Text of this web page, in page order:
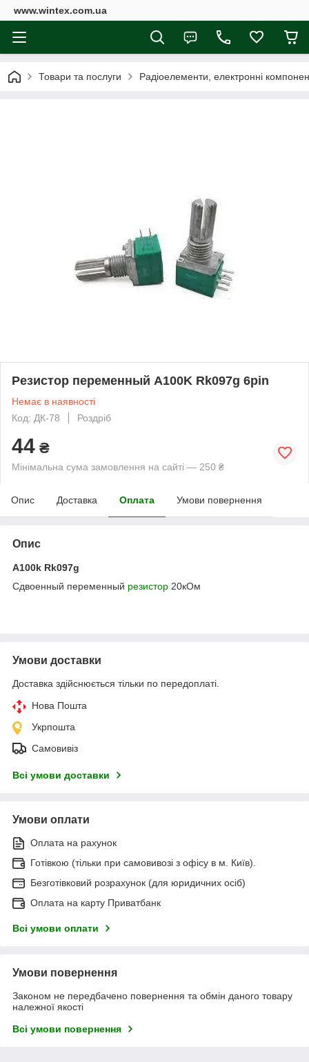
www.wintex.com.ua
Товари та послуги Радіоелементи, електронні
Резистор переменный A100K Rk097g 6pin
Немає в наявності
Код: ДК-78
Роздріб
44 ₴
Мінімальна сума замовлення на сайті — 250 ₴
Опис Доставка Оплата Умови повернення
Опис
A100k Rk097g
Сдвоенный переменный резистор 20кОм
Умови доставки
Доставка здійснюється тільки по передоплаті.
Нова Пошта
Укрпошта
Самовивіз
Всі умови доставки
Умови оплати
Оплата на рахунок
Готівкою (тільки при самовивозі з офісу в м. Київ).
Безготівковий розрахунок (для юридичних осіб)
Оплата на карту Приватбанк
Всі умови оплати
Умови повернення
Законом не передбачено повернення та обмін даного товару
належної якості
Всі умови повернення